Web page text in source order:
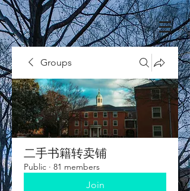
Groups
二手书籍转卖铺
Public · 81 members
Join